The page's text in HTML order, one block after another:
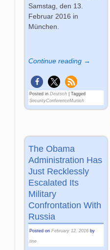
Samstag, den 13.
Februar 2016 in
München.
Continue reading →
Posted in Deutsch |Tagged
SecurityConferenceMunich
The Obama
Administration Has
Just Recklessly
Escalated Its
Military
Confrontation With
Russia
Posted onFebruary 12, 2016 by
tine